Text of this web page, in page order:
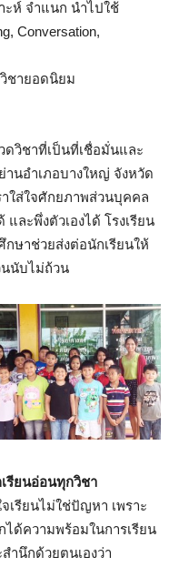
ะห์ จำแนก นำไปใช้
Conversation,
วิชายอดนิยม
ดวิชาที่เป็นที่เชื่อมั่นและ
นอำเภอบางใหญ่ จังหวัด
ใส่ใจศักยภาพส่วนบุคคล
และพึ่งตัวเองได้ โรงเรียน
ษาช่วยส่งต่อนักเรียนให้
นนับไม่ถ้วน
รียนอ่อนทุกวิชา
เรียนไม่ใช่ปัญหา เพราะ
ได้ความพร้อมในการเรียน
ำนึกด้วยตนเองว่า